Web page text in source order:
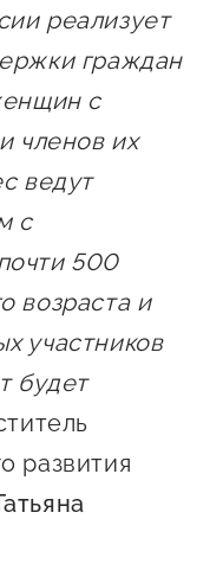
реализует
граждан
с
членов их
ведут
с
500
возраста и
участников
будет
развития